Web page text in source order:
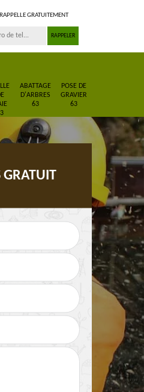
GRATUITEMENT
ABATTAGE
D'ARBRES
63
POSE DE
GRAVIER
63
Paysagiste 63
GRATUIT